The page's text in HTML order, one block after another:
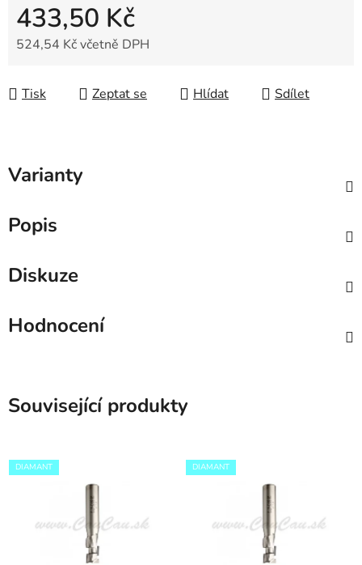
433,50 Kč
524,54 Kč včetně DPH
Tisk
Zeptat se Hlídat Sdílet
Varianty
Popis
Diskuze
Hodnocení
Související produkty
DIAMANT DIAMANT